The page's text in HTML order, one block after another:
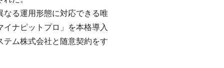
る運用形態に対応できる唯
ナピットプロ」を本格導入
ム株式会社と随意契約をす